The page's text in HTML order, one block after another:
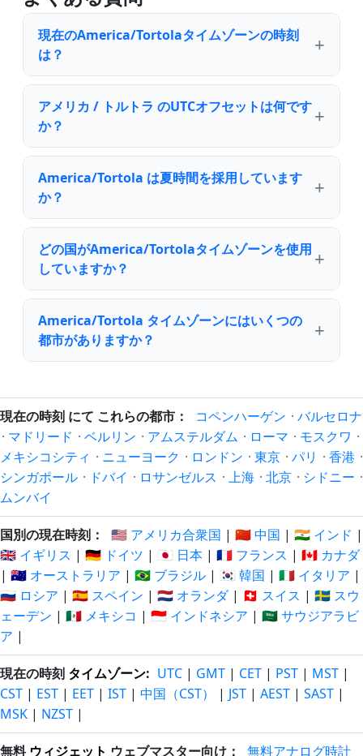
現在のAmerica/Tortolaタイムゾーンの時刻
は？
アメリカ / トルトラ のUTCオフセットは何です
か？
America/Tortola は夏時間を採用しています
か？
どの国がAmerica/Tortolaタイムゾーンを使用
していますか？
America/Tortola タイムゾーンにはいくつの
都市がありますか？
現在の時刻 にて これらの都市： コペンハーゲン · バルセロナ
· マドリード · ベルリン · アムステルダム · ローマ · モスクワ ·
メキシコシティ · ニューヨーク · ロンドン · 東京 · パリ · 香港 ·
シンガポール · ドバイ · ロサンゼルス · 上海 · 北京 · シドニー ·
ムンバイ
国別の現在時刻： 🇺🇸 アメリカ合衆国 | 🇨🇳 中国 | 🇮🇳 インド |
🇬🇧 イギリス | 🇩🇪 ドイツ | 🇯🇵 日本 | 🇫🇷 フランス | 🇨🇦 カナダ
| 🇦🇺 オーストラリア | 🇧🇷 ブラジル | 🇰🇷 韓国 | 🇮🇹 イタリア |
🇷🇺 ロシア | 🇪🇸 スペイン | 🇳🇱 オランダ| 🇨🇭 スイス | 🇸🇪 スウ
ェーデン | 🇲🇽 メキシコ | 🇮🇩 インドネシア | 🇸🇦 サウジアラビ
ア |
現在の時刻 タイムゾーン: UTC | GMT | CET | PST | MST |
CST | EST | EET | IST | 中国（CST） | JST | AEST | SAST |
MSK | NZST |
無料 ウィジェット ウェブマスター向け： 無料アナログ時計